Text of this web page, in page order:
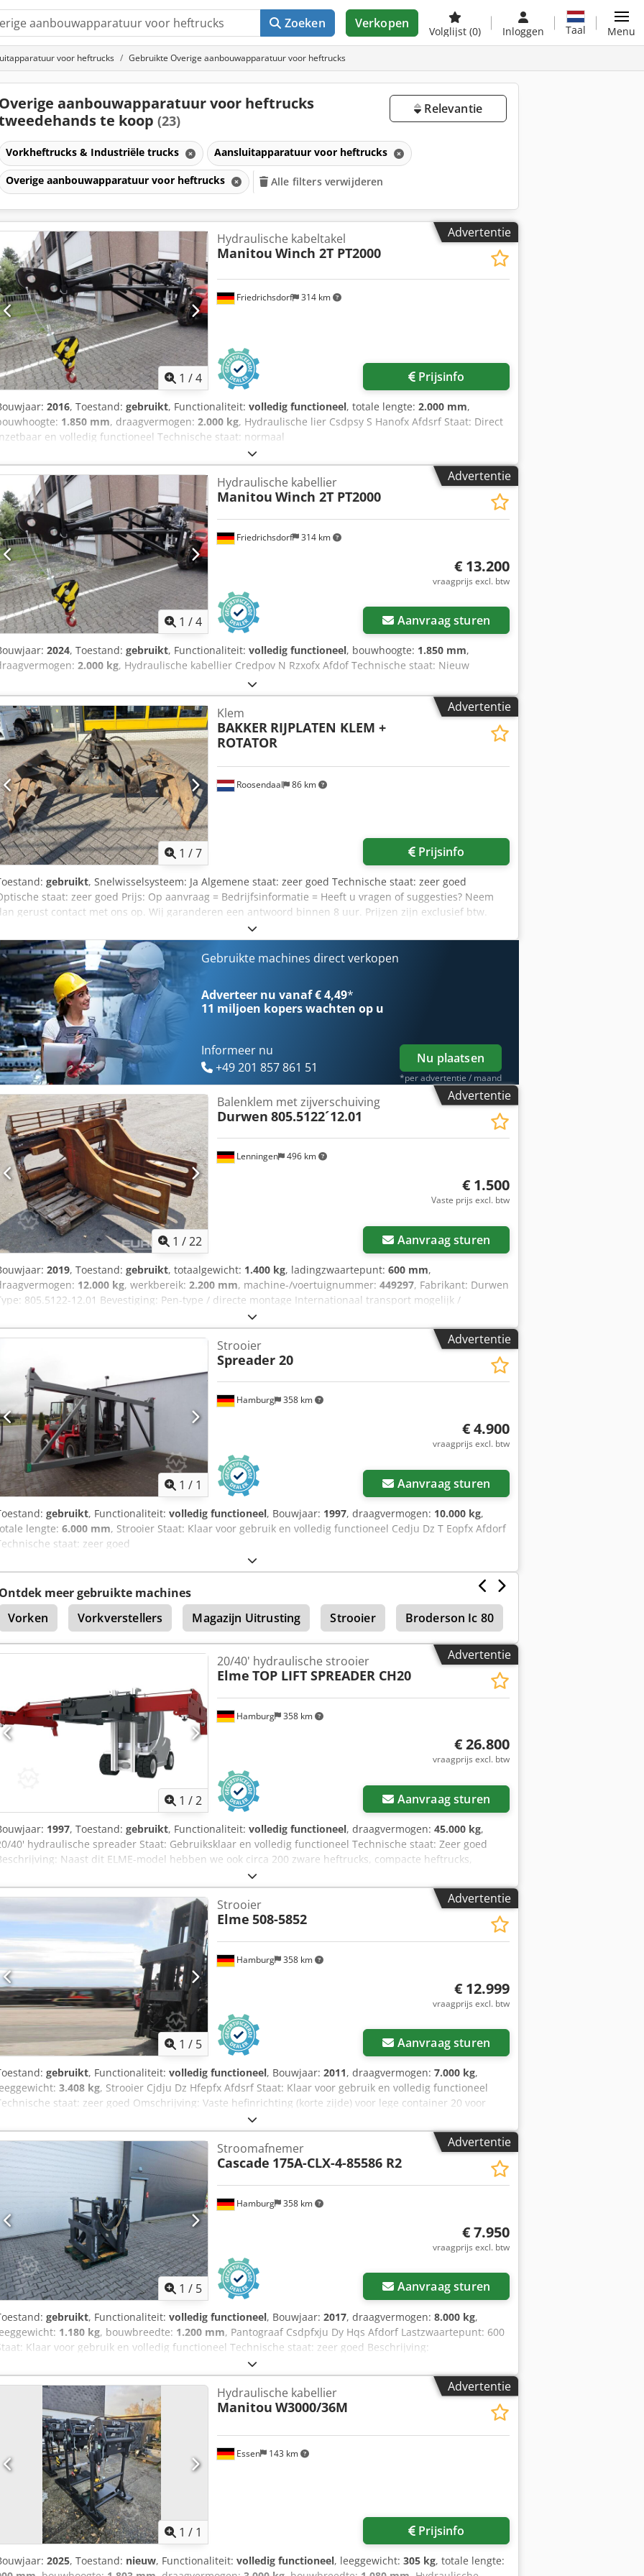
Zoeken Verkopen
Volglijst (0) Inloggen Taal Menu
voor heftrucks Gebruikte Overige aanbouwapparatuur voor heftrucks
Overige aanbouwapparatuur voor heftrucks
te koop (23)
Relevantie
Vorkheftrucks & Industriële trucks Aansluitapparatuur voor heftrucks
Overige aanbouwapparatuur voor heftrucks Alle filters verwijderen
Advertentie
1 /4
Friedrichsdorf 314 km
Hydraulische kabeltakel
Manitou Winch 2T PT2000
Prijsinfo
2016, Toestand: gebruikt, Functionaliteit: volledig functioneel, totale lengte: 2.000 mm,
1.850 mm, draagvermogen: 2.000 kg, Hydraulische lier Csdpsy S Hanofx Afdsrf Staat: Direct
en volledig functioneel Technische staat: normaal
Advertentie
1 /4
Friedrichsdorf 314 km
Hydraulische kabellier
Manitou Winch 2T PT2000
€ 13.200
vraagprijs excl. btw
Aanvraag sturen
2024, Toestand: gebruikt, Functionaliteit: volledig functioneel, bouwhoogte: 1.850 mm,
2.000 kg, Hydraulische kabellier Credpov N Rzxofx Afdof Technische staat: Nieuw
Advertentie
1 /7
Roosendaal 86 km
Klem
BAKKER RIJPLATEN KLEM +
ROTATOR
Prijsinfo
gebruikt, Snelwisselsysteem: Ja Algemene staat: zeer goed Technische staat: zeer goed
staat: zeer goed Prijs: Op aanvraag = Bedrijfsinformatie = Heeft u vragen of suggesties? Neem
gerust contact met ons op. Wij garanderen een antwoord binnen 8 uur. Prijzen zijn exclusief btw.
Crodszln Svspfx Afdof Aan de verstrekte informatie kunnen geen rechten worden ontleend.
kantoor: Mobiel: Nederlands - Engels - Duits - Frans - Spaans - Italiaans) Beschikbaar via
en Viber. Mobiel: Beschikbaar via WhatsApp en Viber. Bij betaling via bankoverschrijving dient
geld te worden overgemaakt naar onze bankrekening hieronder. Controleer altijd de betaalgegevens
op onze website. Neem contact met ons op als u andere informatie heeft ontvangen. Bij twijfel kunt u ons
zodat we de factuur en/of betaling kunnen controleren. Bankgegevens: Naam bank: ING Adres
Bijlmerdreef 106 1102 CT Amsterdam IBAN-nummer: NL97INGB0117176699 EORI/BTW/BELASTING:
BIC/SWIFT: INGBNL2A
Gebruikte machines direct verkopen
Adverteer nu vanaf € 4,49*
11 miljoen koperswachten op u
Informeer nu
+49 201 857 861 51
Nu plaatsen
*per advertentie / maand
Advertentie
1 /22
Lenningen 496 km
Balenklem met zijverschuiving
Durwen 805.5122´12.01
€ 1.500
Vaste prijs excl. btw
Aanvraag sturen
2019, Toestand: gebruikt, totaalgewicht: 1.400 kg, ladingzwaartepunt: 600 mm,
12.000 kg, werkbereik: 2.200 mm, machine-/voertuignummer: 449297, Fabrikant: Durwen
805.5122-12.01 Bevestiging: Pen-type / directe montage Internationaal transport mogelijk /
Internationale levering mogelijk Constructie: Balenklem met zijwaartse verschuiving Bouwjaar:
• Totale breedte: 2240 mm • Bouwhoogte zonder rooster: 930 mm • Totale hoogte met rooster:
1200 mm • Binnenmaat tussen dragers: 530 mm Openingsbreedte: • min: 200 mm • max: 2200 mm Csdpfx
Afjxw I E Hodsrf Capaciteit / Prestaties: • Draagvermogen: 12000 kg • Lastzwaartepunt: 600 mm Gewichten:
• Eigen gewicht: 1400 kg • Oversteekmaat: 450 mm Uitvoering: • Zijwaartse verschuiving aanwezig •
Hydrauliek volledig functioneel • Klemarmen in zware uitvoering
Advertentie
1 / 1
Hamburg 358 km
Strooier
Spreader 20
€ 4.900
vraagprijs excl. btw
Aanvraag sturen
gebruikt, Functionaliteit: volledig functioneel, Bouwjaar: 1997, draagvermogen: 10.000 kg,
lengte: 6.000 mm, Strooier Staat: Klaar voor gebruik en volledig functioneel Cedju Dz T Eopfx Afdorf
staat: zeer goed
Ontdek meer gebruikte machines
Vorken
Vorkverstellers Magazijn Uitrusting Strooier Broderson Ic 80
Advertentie
Vraag meer foto's aan
1 /2
Hamburg 358 km
20/40' hydraulische strooier
Elme TOP LIFT SPREADER CH20
€ 26.800
vraagprijs excl. btw
Aanvraag sturen
1997, Toestand: gebruikt, Functionaliteit: volledig functioneel, draagvermogen: 45.000 kg,
40' hydraulische spreader Staat: Gebruiksklaar en volledig functioneel Technische staat: Zeer goed
Naast dit ELME-model hebben we ook circa 200 zware heftrucks, compacte heftrucks,
vorkheftrucks en zijladers in ons magazijn in Hamburg en Gdansk. Bezoek onze website - sago-online.
en financiering tegen gunstige voorwaarden zijn altijd mogelijk. Wij nemen uw gebruikte
voertuig ook graag over op basis van een open einde, zelfs als u geen voertuig bij ons koopt. Onze
de heer Peter Sawitzki, adviseert u graag uitgebreid over deze CH 20-40. P.S.: Onze
is gespecialiseerd in reparatie, onderhoud, revisie en maatwerk voor heftrucks vanaf 8
ton. Wij stellen uw voertuig ook graag tentoon voor consignatieverkoop. Codpfx Afewpm E Ssderf
Advertentie
1 / 5
Hamburg 358 km
Strooier
Elme 508-5852
€ 12.999
vraagprijs excl. btw
Aanvraag sturen
gebruikt, Functionaliteit: volledig functioneel, Bouwjaar: 2011, draagvermogen: 7.000 kg,
3.408 kg, Strooier Cjdju Dz Hfepfx Afdsrf Staat: Klaar voor gebruik en volledig functioneel
staat: zeer goed Omschrijving: Vaste hefinrichting (korte zijde) voor lege container 20 voor
Kalmar - Vaste hefinrichting (korte zijde) voor lege container 20 voor Kalmar
Advertentie
1 / 5
Hamburg 358 km
Stroomafnemer
Cascade 175A-CLX-4-85586 R2
€ 7.950
vraagprijs excl. btw
Aanvraag sturen
gebruikt, Functionaliteit: volledig functioneel, Bouwjaar: 2017, draagvermogen: 8.000 kg,
1.180 kg, bouwbreedte: 1.200 mm, Pantograaf Csdpfxju Dy Hqs Afdorf Lastzwaartepunt: 600
Klaar voor gebruik en volledig functioneel Technische staat: zeer goed Beschrijving:
Advertentie
1 / 1
Essen 143 km
Hydraulische kabellier
Manitou W3000/36M
Prijsinfo
2025, Toestand: nieuw, Functionaliteit: volledig functioneel, leeggewicht: 305 kg, totale lengte: